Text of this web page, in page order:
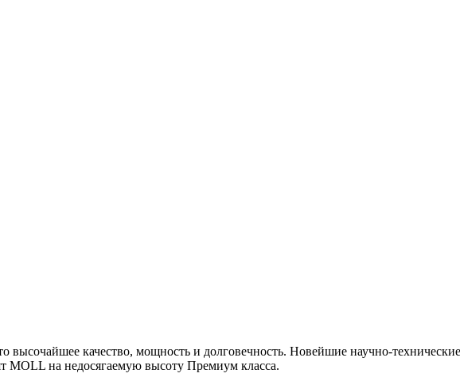
качество, мощность и долговечность. Новейшие научно-
MOLL на недосягаемую высоту Премиум класса.